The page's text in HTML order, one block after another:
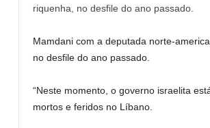
Mamdani com a deputada norte-
no desfile do ano passado.
“Neste momento, o governo israelita
mortos e feridos no Líbano.